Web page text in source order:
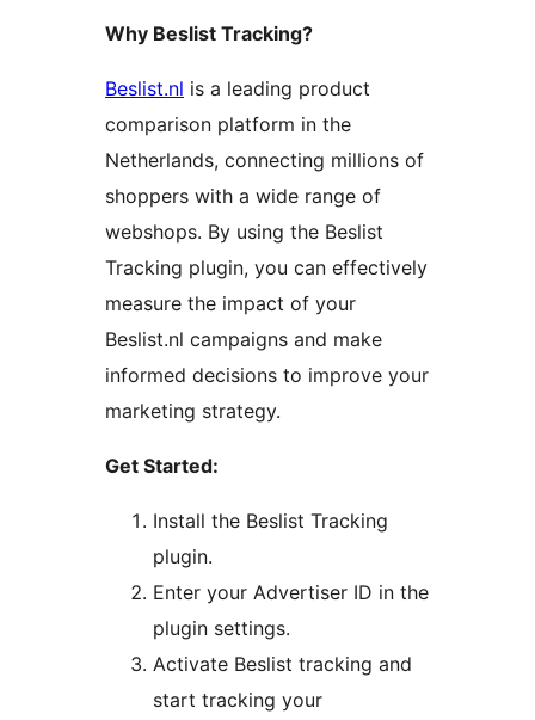
Why Beslist Tracking?
Beslist.nl is a leading product
comparison platform in the
Netherlands, connecting millions of
shoppers with a wide range of
webshops. By using the Beslist
Tracking plugin, you can effectively
measure the impact of your
Beslist.nl campaigns and make
informed decisions to improve your
marketing strategy.
Get Started:
Install the Beslist Tracking
plugin.
Enter your Advertiser ID in the
plugin settings.
Activate Beslist tracking and
start tracking your